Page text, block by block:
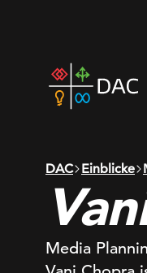
DAC Einblicke
Media